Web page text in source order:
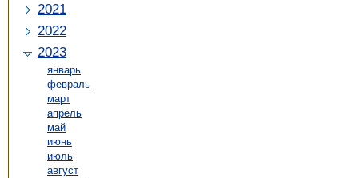
2021
2022
2023
январь
февраль
март
апрель
май
июнь
июль
август